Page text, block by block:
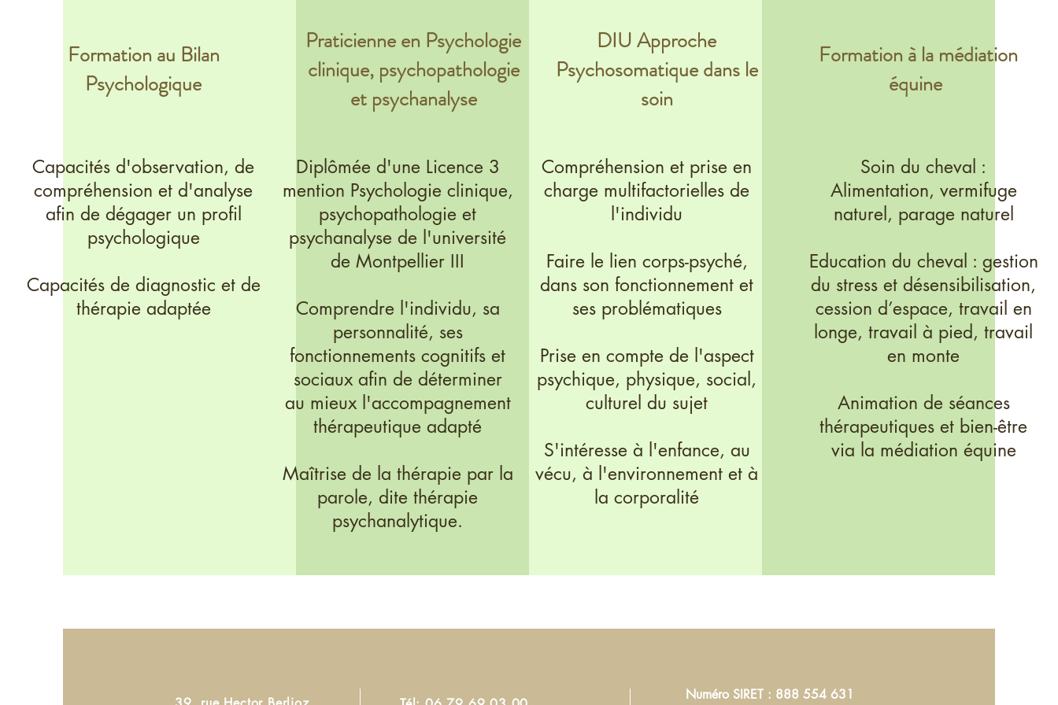
Praticienne en Psychologie
clinique, psychopathologie
et psychanalyse
Compréhension et prise en
charge multifactorielles de
l'individu
Faire le lien corps-psyché,
dans son fonctionnement et
ses problématiques
Prise en compte de l'aspect
psychique, physique, social,
culturel du sujet
S'intéresse à l'enfance, au
vécu, à l'environnement et à
la corporalité
DIU Approche
Psychosomatique dans le
soin
Formation à la médiation
équine
Diplômée d'une Licence 3
mention Psychologie clinique,
psychopathologie et
psychanalyse de l'université
de Montpellier III
Comprendre l'individu, sa
personnalité, ses
fonctionnements cognitifs et
sociaux afin de déterminer
au mieux l'accompagnement
thérapeutique adapté
Maîtrise de la thérapie par la
parole, dite thérapie
psychanalytique.
Soin du cheval :
Alimentation, vermifuge
naturel, parage naturel
Education du cheval : gestion
du stress et désensibilisation,
cession d’espace, travail en
longe, travail à pied, travail
en monte
Animation de séances
thérapeutiques et bien-être
via la médiation équine
Formation au Bilan
Psychologique
Capacités d'observation, de
compréhension et d'analyse
afin de dégager un profil
psychologique
Capacités de diagnostic et de
thérapie adaptée
Numéro SIRET : 888 554 631